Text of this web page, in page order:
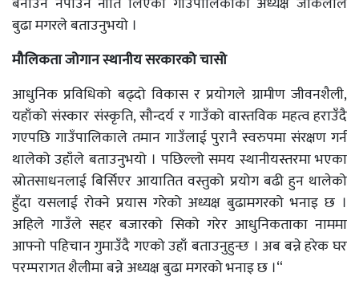
बुढा मगरले बताउनुभयो ।
मौलिकता जोगान स्थानीय सरकारको चासो
आधुनिक प्रविधिको बढ्दो विकास र प्रयोगले ग्रामीण जीवनशैली,
यहाँको संस्कार संस्कृति, सौन्दर्य र गाउँको वास्तविक महत्व हराउँदै
गएपछि गाउँपालिकाले तमान गाउँलाई पुरानै स्वरुपमा संरक्षण गर्न
थालेको उहाँले बताउनुभयो । पछिल्लो समय स्थानीयस्तरमा भएका
स्रोतसाधनलाई बिर्सिएर आयातित वस्तुको प्रयोग बढी हुन थालेको
हुँदा यसलाई रोक्ने प्रयास गरेको अध्यक्ष बुढामगरको भनाइ छ ।
अहिले गाउँले सहर बजारको सिको गरेर आधुनिकताका नाममा
आफ्नो पहिचान गुमाउँदै गएको उहाँ बताउनुहुन्छ । अब बन्ने हरेक घर
परम्परागत शैलीमा बन्ने अध्यक्ष बुढा मगरको भनाइ छ ।“